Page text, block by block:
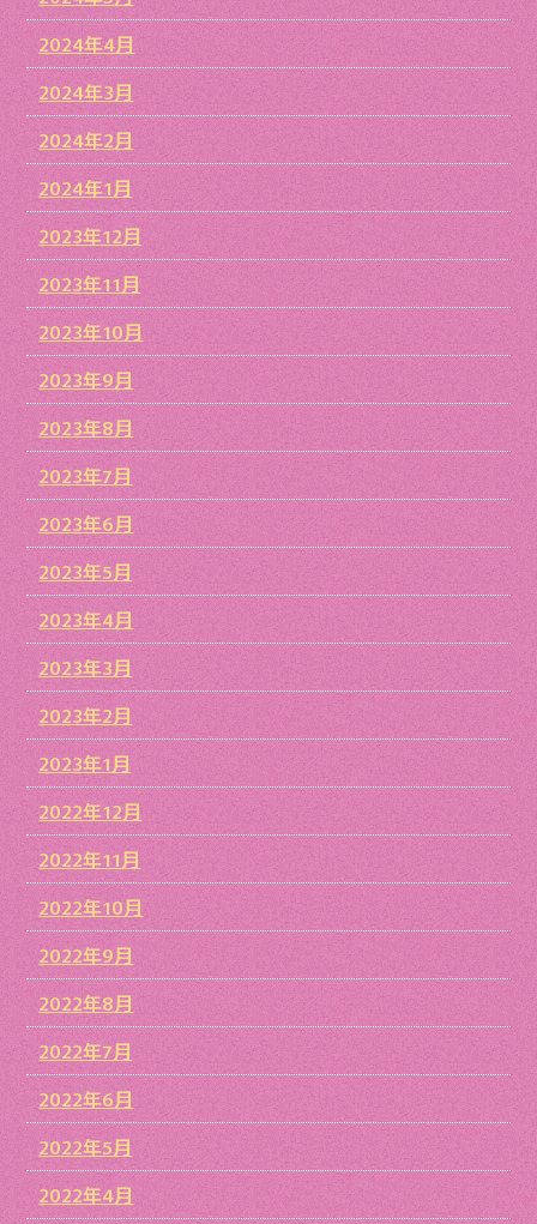
2024年4月
2024年3月
2024年2月
2024年1月
2023年12月
2023年11月
2023年10月
2023年9月
2023年8月
2023年7月
2023年6月
2023年5月
2023年4月
2023年3月
2023年2月
2023年1月
2022年12月
2022年11月
2022年10月
2022年9月
2022年8月
2022年7月
2022年6月
2022年5月
2022年4月